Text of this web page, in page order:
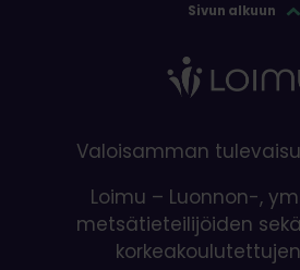
Sivun alkuun
Valoisamman
Loimu – Luonnon-,
metsätieteilijöiden